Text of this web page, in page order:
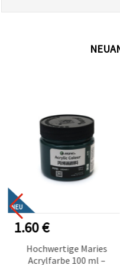
NEU
1.60 €
Hochwertige Maries
Acrylfarbe 100 ml –